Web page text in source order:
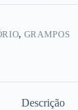
, GRAMPOS
Descrição